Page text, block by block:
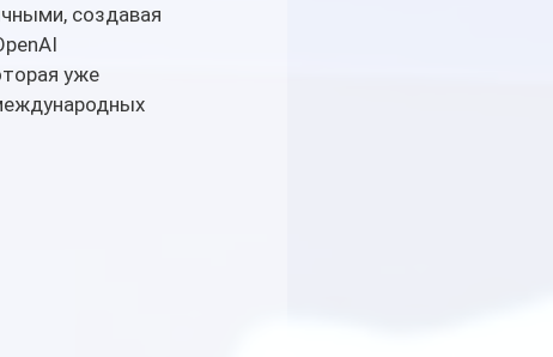
создавая
уже